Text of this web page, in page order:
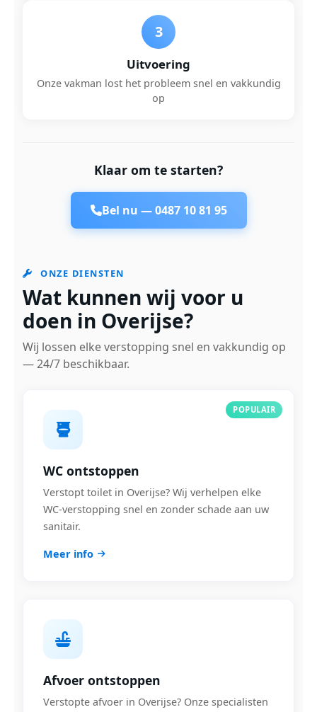
3
Uitvoering
Onze vakman lost het probleem snel en vakkundig
op
Klaar om te starten?
Bel nu —0487 10 81 95
ONZE DIENSTEN
Wat kunnen wij voor u
doen in Overijse?
Wij lossen elke verstopping snel en vakkundig op
— 24/7 beschikbaar.
POPULAIR
WC ontstoppen
Verstopt toilet in Overijse? Wij verhelpen elke
WC-verstopping snel en zonder schade aan uw
sanitair.
Meer info
Afvoer ontstoppen
Verstopte afvoer in Overijse? Onze specialisten